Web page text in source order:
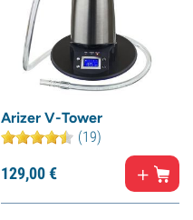
Arizer V-Tower
(19)
129,00€